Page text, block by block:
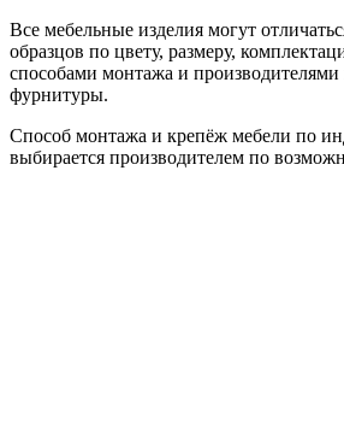
Все мебельные изделия могут
образцов по цвету, размеру,
способами монтажа и
фурнитуры.
Способ монтажа и крепёж мебели по
выбирается производителем по